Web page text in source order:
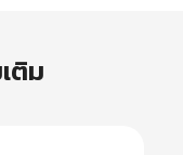
ติม